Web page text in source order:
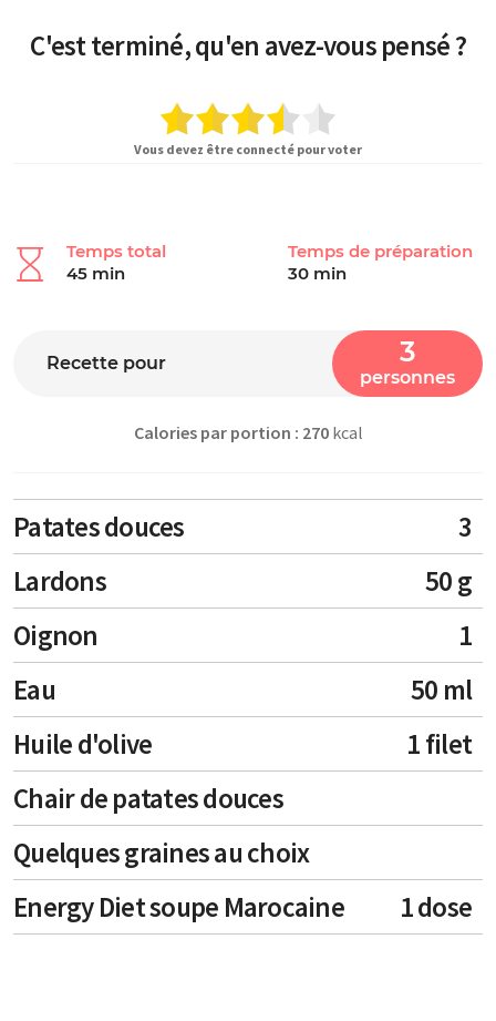
C'est terminé, qu'en avez-vous pensé ?
Vous devez être connecté pour voter
Temps total
45 min
Temps de préparation
30 min
Recette pour 3
personnes
Calories par portion : 270kcal
Patates douces
3
Lardons
50 g
Oignon
1
Eau
50 ml
Huile d'olive
1 filet
Chair de patates douces
Quelques graines au choix
Energy Diet soupe Marocaine
1 dose